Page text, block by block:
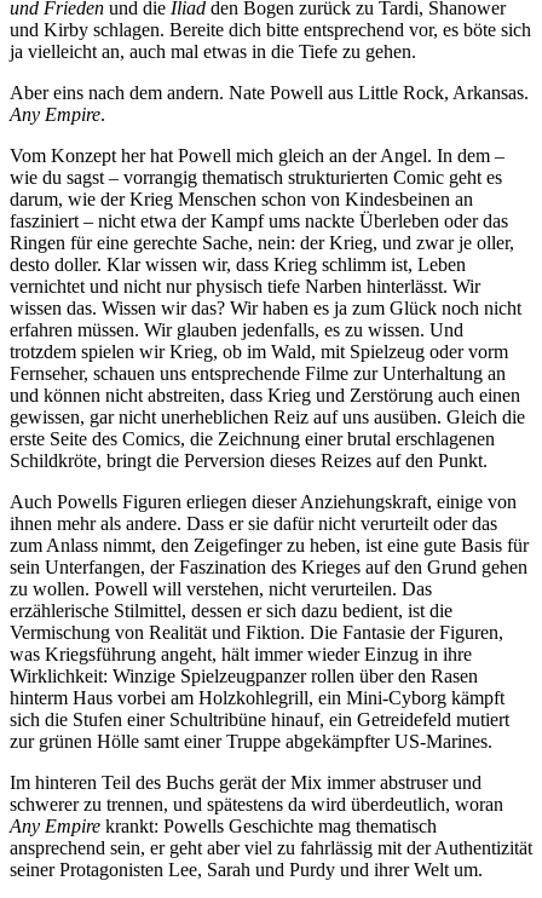
und Frieden und die Iliad den Bogen zurück zu Tardi, Shanower
und Kirby schlagen. Bereite dich bitte entsprechend vor, es böte sich
ja vielleicht an, auch mal etwas in die Tiefe zu gehen.
Aber eins nach dem andern. Nate Powell aus Little Rock, Arkansas.
Any Empire.
Vom Konzept her hat Powell mich gleich an der Angel. In dem –
wie du sagst – vorrangig thematisch strukturierten Comic geht es
darum, wie der Krieg Menschen schon von Kindesbeinen an
fasziniert – nicht etwa der Kampf ums nackte Überleben oder das
Ringen für eine gerechte Sache, nein: der Krieg, und zwar je oller,
desto doller. Klar wissen wir, dass Krieg schlimm ist, Leben
vernichtet und nicht nur physisch tiefe Narben hinterlässt. Wir
wissen das. Wissen wir das? Wir haben es ja zum Glück noch nicht
erfahren müssen. Wir glauben jedenfalls, es zu wissen. Und
trotzdem spielen wir Krieg, ob im Wald, mit Spielzeug oder vorm
Fernseher, schauen uns entsprechende Filme zur Unterhaltung an
und können nicht abstreiten, dass Krieg und Zerstörung auch einen
gewissen, gar nicht unerheblichen Reiz auf uns ausüben. Gleich die
erste Seite des Comics, die Zeichnung einer brutal erschlagenen
Schildkröte, bringt die Perversion dieses Reizes auf den Punkt.
Auch Powells Figuren erliegen dieser Anziehungskraft, einige von
ihnen mehr als andere. Dass er sie dafür nicht verurteilt oder das
zum Anlass nimmt, den Zeigefinger zu heben, ist eine gute Basis für
sein Unterfangen, der Faszination des Krieges auf den Grund gehen
zu wollen. Powell will verstehen, nicht verurteilen. Das
erzählerische Stilmittel, dessen er sich dazu bedient, ist die
Vermischung von Realität und Fiktion. Die Fantasie der Figuren,
was Kriegsführung angeht, hält immer wieder Einzug in ihre
Wirklichkeit: Winzige Spielzeugpanzer rollen über den Rasen
hinterm Haus vorbei am Holzkohlegrill, ein Mini-Cyborg kämpft
sich die Stufen einer Schultribüne hinauf, ein Getreidefeld mutiert
zur grünen Hölle samt einer Truppe abgekämpfter US-Marines.
Im hinteren Teil des Buchs gerät der Mix immer abstruser und
schwerer zu trennen, und spätestens da wird überdeutlich, woran
Any Empire krankt: Powells Geschichte mag thematisch
ansprechend sein, er geht aber viel zu fahrlässig mit der Authentizität
seiner Protagonisten Lee, Sarah und Purdy und ihrer Welt um.